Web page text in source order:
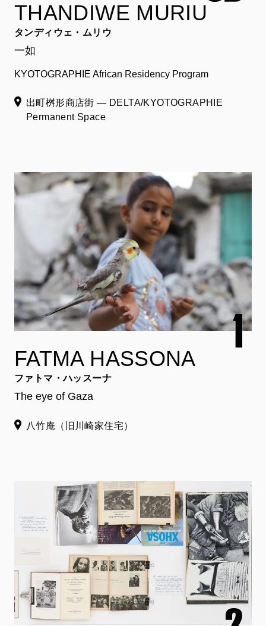
THANDIWE MURIU
タンディウェ・ムリウ
一如
KYOTOGRAPHIE African Residency Program
出町桝形商店街 ― DELTA/KYOTOGRAPHIE
Permanent Space
FATMA HASSONA
ファトマ・ハッスーナ
The eye of Gaza
八竹庵（旧川崎家住宅）